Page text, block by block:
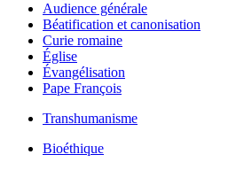
Audience générale
Béatification et canonisation
Curie romaine
Église
Évangélisation
Pape François
Transhumanisme
Bioéthique